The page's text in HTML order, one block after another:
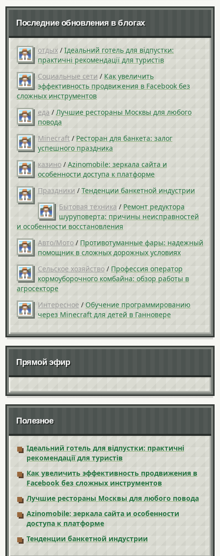
Последние обновления в блогах
отдых / Ідеальний готель для відпустки:
практичні рекомендації для туристів
Социальные сети / Как увеличить
эффективность продвижения в Facebook без
сложных инструментов
еда / Лучшие рестораны Москвы для любого
повода
Minecraft / Ресторан для банкета: залог
успешного праздника
казино / Azinomobile: зеркала сайта и
особенности доступа к платформе
Праздники / Тенденции банкетной индустрии
Бытовая техника / Ремонт редуктора
шуруповерта: причины неисправностей
и особенности восстановления
Авто/Мото / Противотуманные фары: надежный
помощник в сложных дорожных условиях
Сельское хозяйство / Профессия оператор
кормоуборочного комбайна: обзор работы в
агросекторе
Интересное / Обучение программированию
через Minecraft для детей в Ганновере
Прямой эфир
Полезное
Ідеальний готель для відпустки: практичні
рекомендації для туристів
Как увеличить эффективность продвижения в
Facebook без сложных инструментов
Лучшие рестораны Москвы для любого повода
Azinomobile: зеркала сайта и особенности
доступа к платформе
Тенденции банкетной индустрии